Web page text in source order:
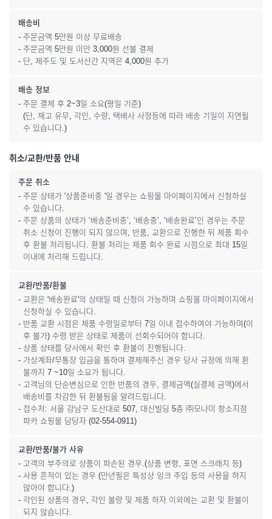
배송비
- 주문금액 5만원 이상 무료배송
- 주문금액 5만원 미만 3,000원 선불 결제
- 단, 제주도 및 도서산간 지역은 4,000원 추가
배송 정보
- 주문 결제 후 2~3일 소요(평일 기준)
(단, 재고 유무, 각인, 수량, 택배사 사정등에 따라 배송 기일이 지연될
수 있습니다.)
취소/교환/반품 안내
주문 취소
- 주문 상태가 '상품준비중 '일 경우는 쇼핑몰 마이페이지에서 신청하실
수 있습니다.
- 주문 상품의 상태가 ‘배송준비중’, ‘배송중’, ‘배송완료’인 경우는 주문
취소 신청이 진행이 되지 않으며, 반품, 교환으로 진행한 뒤 제품 회수
후 환불 처리됩니다. 환불 처리는 제품 회수 완료 시점으로 최대 15일
이내에 처리해 드립니다.
교환/반품/환불
- 교환은 '배송완료'의 상태일 때 신청이 가능하며 쇼핑몰 마이페이지에서
신청하실 수 있습니다.
- 반품 교환 시점은 제품 수령일로부터 7일 이내 접수하여야 가능하며(이
후 불가) 수령 받은 상태로 제품이 선회수되어야 합니다.
- 상품 상태를 당사에서 확인 후 환불이 진행됩니다.
- 가상계좌/무통장 입금을 통하여 결제해주신 경우 당사 규정에 의해 환
불까지 7 ~10일 소요가 됩니다.
- 고객님의 단순변심으로 인한 반품의 경우, 결제금액(실결제 금액)에서
배송비를 차감한 뒤 환불됨을 알려드립니다.
- 접수처: 서울 강남구 도산대로 507, 대신빌딩 5층 ㈜모나미 항소지점
파카 쇼핑몰 담당자 (02-554-0911)
교환/반품/불가 사유
- 고객의 부주의로 상품이 파손된 경우.(상품 변형, 표면 스크래치 등)
- 사용 흔적이 있는 경우 (만년필은 특성상 잉크 주입 등의 사용을 하지
않아야 합니다.)
- 각인된 상품의 경우, 각인 불량 및 제품 하자 이외에는 교환 및 환불이
되지 않습니다.